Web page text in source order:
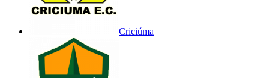
Criciúma